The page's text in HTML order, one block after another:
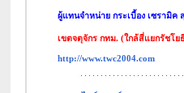
ผู้แทนจำหน่าย กระเบื้อง เซรามิ
เขตจตุจักร กทม. (ใกล้สี่แยกรัชโ
http://www.twc2004.com